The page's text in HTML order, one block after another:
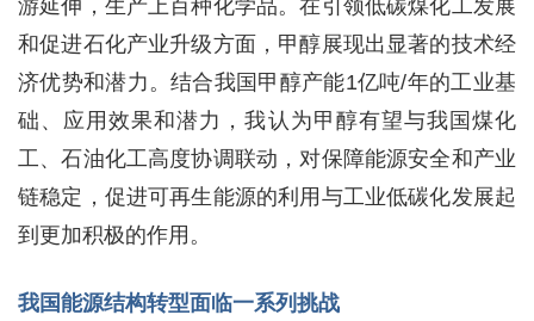
游延伸，生产上百种化学品。在引领低碳煤化工发展
和促进石化产业升级方面，甲醇展现出显著的技术经
济优势和潜力。结合我国甲醇产能1亿吨/年的工业基
础、应用效果和潜力，我认为甲醇有望与我国煤化
工、石油化工高度协调联动，对保障能源安全和产业
链稳定，促进可再生能源的利用与工业低碳化发展起
到更加积极的作用。
我国能源结构转型面临一系列挑战